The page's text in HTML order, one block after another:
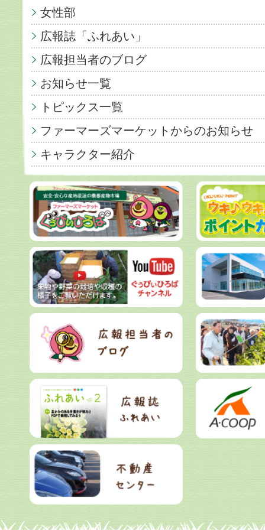
女性部
広報誌「ふれあい」
広報担当者のブログ
お知らせ一覧
トピックス一覧
ファーマーズマーケットからのお知らせ
キャラクター紹介